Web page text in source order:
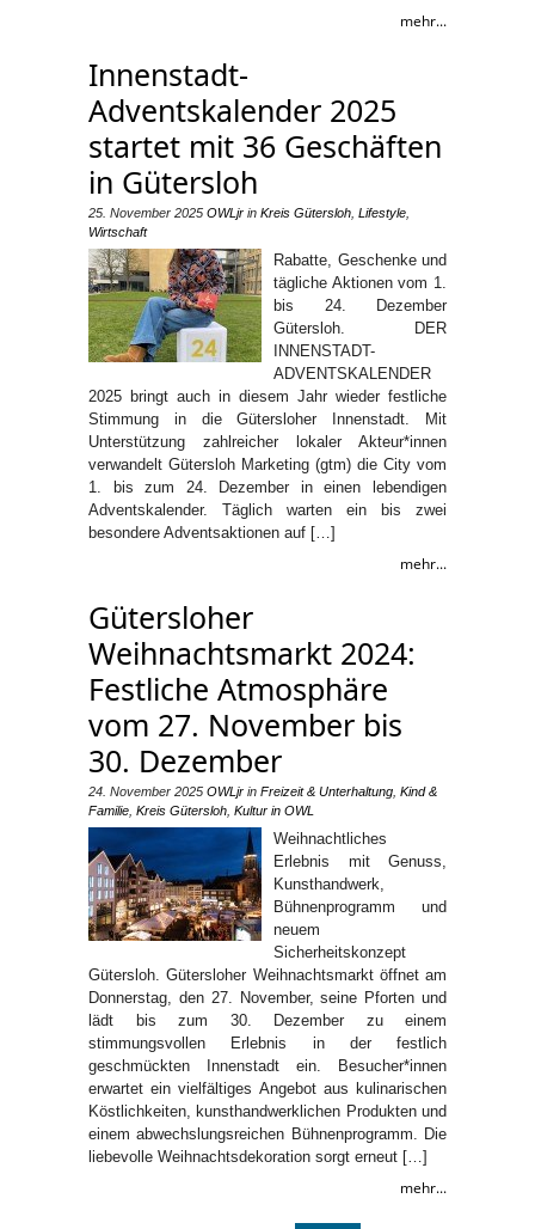
mehr...
Innenstadt-
Adventskalender 2025
startet mit 36 Geschäften
in Gütersloh
25. November 2025 OWLjr in Kreis Gütersloh Lifestyle
Wirtschaft
Rabatte, Geschenke und
tägliche Aktionen vom 1.
bis 24. Dezember
Gütersloh. DER
INNENSTADT-
ADVENTSKALENDER
2025 bringt auch in diesem Jahr wieder festliche
Stimmung in die Gütersloher Innenstadt. Mit
Unterstützung zahlreicher lokaler Akteur*innen
verwandelt Gütersloh Marketing (gtm) die City vom
1. bis zum 24. Dezember in einen lebendigen
Adventskalender. Täglich warten ein bis zwei
besondere Adventsaktionen auf […]
mehr...
Gütersloher
Weihnachtsmarkt 2024:
Festliche Atmosphäre
vom 27. November bis
30. Dezember
24. November 2025 OWLjr in Freizeit & Unterhaltung Kind &
Familie Kreis Gütersloh Kultur in OWL
Weihnachtliches
Erlebnis mit Genuss,
Kunsthandwerk,
Bühnenprogramm und
neuem
Sicherheitskonzept
Gütersloh. Gütersloher Weihnachtsmarkt öffnet am
Donnerstag, den 27. November, seine Pforten und
lädt bis zum 30. Dezember zu einem
stimmungsvollen Erlebnis in der festlich
geschmückten Innenstadt ein. Besucher*innen
erwartet ein vielfältiges Angebot aus kulinarischen
Köstlichkeiten, kunsthandwerklichen Produkten und
einem abwechslungsreichen Bühnenprogramm. Die
liebevolle Weihnachtsdekoration sorgt erneut […]
mehr...